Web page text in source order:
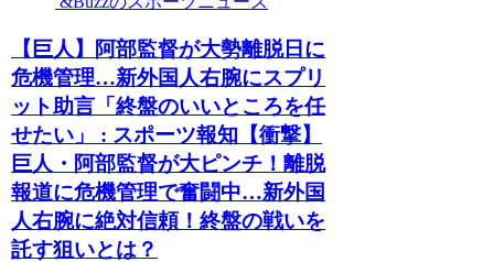
【巨人】阿部監督が大勢離脱日に
危機管理…新外国人右腕にスプリ
ット助言「終盤のいいところを任
せたい」 : スポーツ報知【衝撃】
巨人・阿部監督が大ピンチ！離脱
報道に危機管理で奮闘中…新外国
人右腕に絶対信頼！終盤の戦いを
託す狙いとは？